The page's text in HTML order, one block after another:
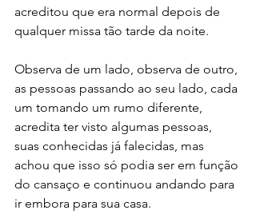
acreditou que era normal depois de
qualquer missa tão tarde da noite.
Observa de um lado, observa de outro,
as pessoas passando ao seu lado, cada
um tomando um rumo diferente,
acredita ter visto algumas pessoas,
suas conhecidas já falecidas, mas
achou que isso só podia ser em função
do cansaço e continuou andando para
ir embora para sua casa.